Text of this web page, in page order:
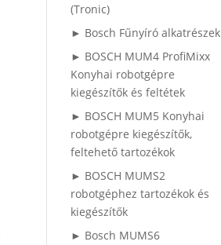
(Tronic)
► Bosch Fűnyíró alkatrészek
► BOSCH MUM4 ProfiMixx
Konyhai robotgépre
kiegészítők és feltétek
► BOSCH MUM5 Konyhai
robotgépre kiegészítők,
feltehető tartozékok
► BOSCH MUMS2
robotgéphez tartozékok és
kiegészítők
► Bosch MUMS6